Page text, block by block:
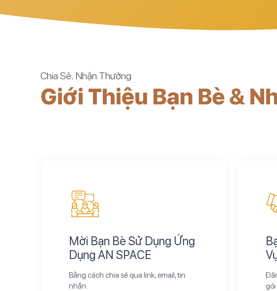
Chia Sẻ. Nhận Thưởng
Giới Thiệu Bạn Bè &
Mời Bạn Bè Sử Dụng Ứng
Dụng AN SPACE
Bằng cách chia sẻ qua link, email, tin
nhắn.